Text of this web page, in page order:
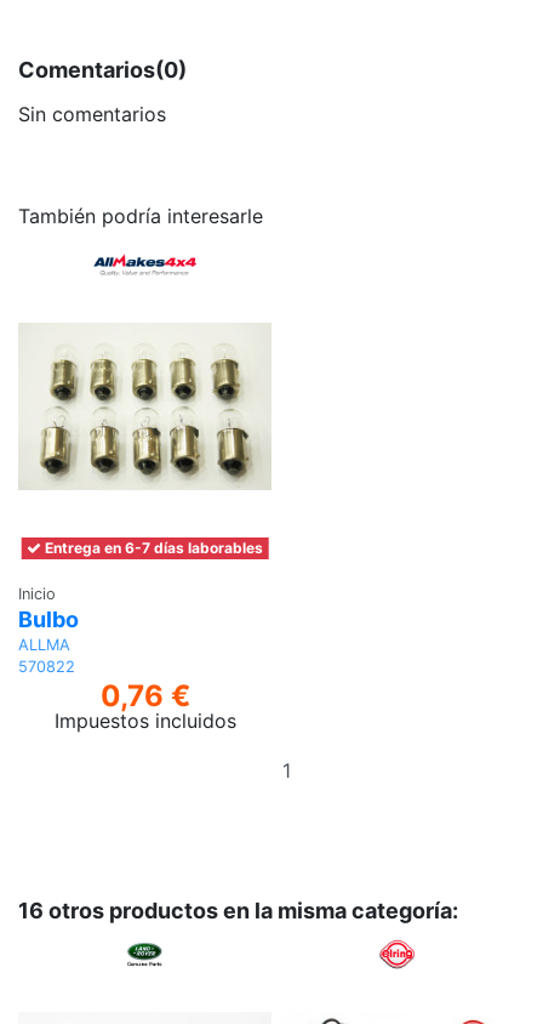
Comentarios(0)
Sin comentarios
También podría interesarle
Entrega en 6-7 días laborables
Inicio
Bulbo
ALLMA
570822
0,76 €
Impuestos incluidos
16 otros productos en la misma categoría: